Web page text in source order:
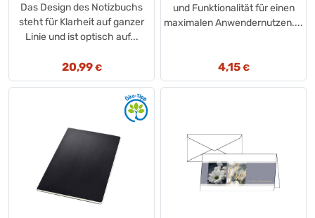
Das Design des Notizbuchs
steht für Klarheit auf ganzer
Linie und ist optisch auf...
20,99€
und Funktionalität für einen
maximalen Anwendernutzen....
4,15€